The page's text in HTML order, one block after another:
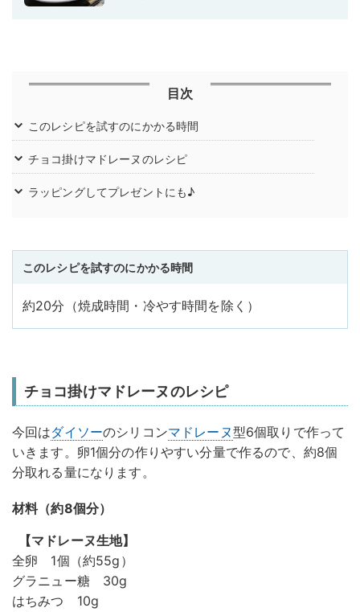
目次
このレシピを試すのにかかる時間
チョコ掛けマドレーヌのレシピ
ラッピングしてプレゼントにも♪
このレシピを試すのにかかる時間
約20分（焼成時間・冷やす時間を除く）
チョコ掛けマドレーヌのレシピ
今回はダイソーのシリコンマドレーヌ型6個取りで作って
いきます。卵1個分の作りやすい分量で作るので、約8個
分取れる量になります。
材料（約8個分）
【マドレーヌ生地】
全卵 1個（約55g）
グラニュー糖 30g
はちみつ 10g